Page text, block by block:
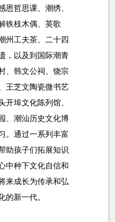
恩哲思课、潮绣、
铁枝木偶、英歌
州工夫茶、二十四
，以及到国际潮青
、韩文公祠、饶宗
王芝文陶瓷微书艺
开埠文化陈列馆、
、潮汕历史文化博
。通过一系列丰富
助孩子们拓展知识
中种下文化自信和
来成长为传承和弘
的新一代。